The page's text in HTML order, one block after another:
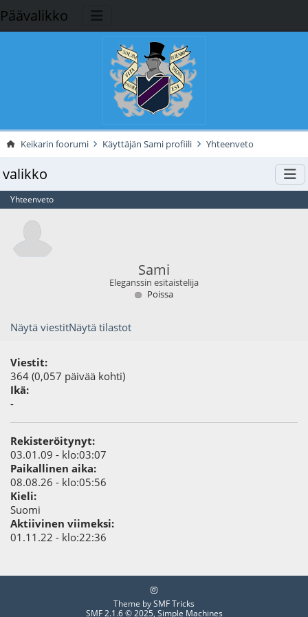
Päävalikko
Keikarin foorumi Käyttäjän Sami profiili Yhteenveto
valikko
Yhteenveto
Sami
Eleganssin esitaistelija
Poissa
Näytä viestitNäytä tilastot
Viestit:
364 (0,057 päivää kohti)
Ikä:
-
Rekisteröitynyt:
03.01.09 - klo:03:07
Paikallinen aika:
08.08.26 - klo:05:56
Kieli:
Suomi
Aktiivinen viimeksi:
01.11.22 - klo:22:36
Theme bySMF Tricks
SMF 2.1.6 © 2025, Simple Machines